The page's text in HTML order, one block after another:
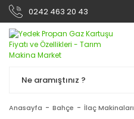
0242 463 20 43
Anasayfa Bahçe İlaç Makinaları